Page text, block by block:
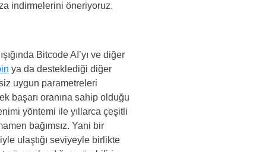
indirmelerini öneriyoruz.
Bitcode AI’yı ve diğer
ya da desteklediği diğer
uygun parametreleri
başarı oranına sahip olduğu
yöntemi ile yıllarca çeşitli
bağımsız. Yani bir
ulaştığı seviyeyle birlikte